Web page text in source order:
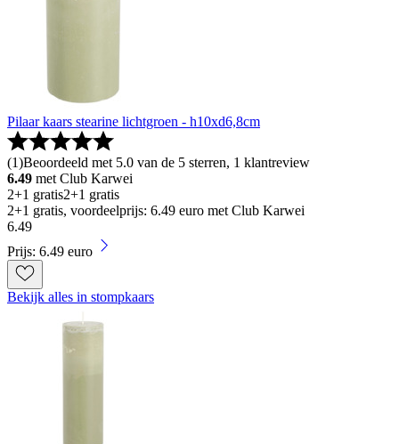
Pilaar kaars stearine lichtgroen - h10xd6,8cm
(1)Beoordeeld met 5.0 van de 5 sterren, 1 klantreview
6.49 met Club Karwei
2+1 gratis2+1 gratis
2+1 gratis, voordeelprijs: 6.49 euro met Club Karwei
6.49
Prijs: 6.49 euro
Bekijk alles in stompkaars